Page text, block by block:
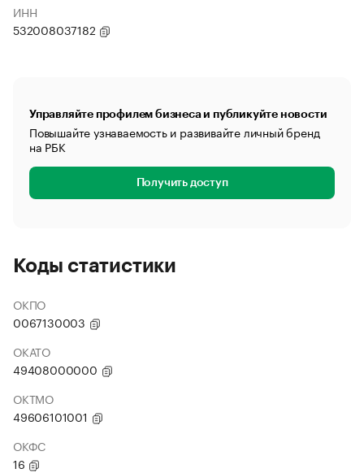
ИНН
532008037182
Управляйте профилем бизнеса и публикуйте новости
Повышайте узнаваемость и развивайте личный бренд
на РБК
Получить доступ
Коды статистики
ОКПО
0067130003
ОКАТО
49408000000
ОКТМО
49606101001
ОКФС
16